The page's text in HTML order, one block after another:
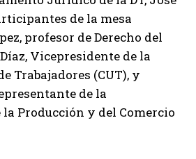
de la mesa
profesor de Derecho del
Vicepresidente de la
Trabajadores (CUT), y
de la
Producción y del Comercio